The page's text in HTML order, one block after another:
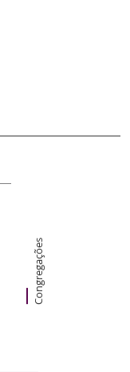
Congregações